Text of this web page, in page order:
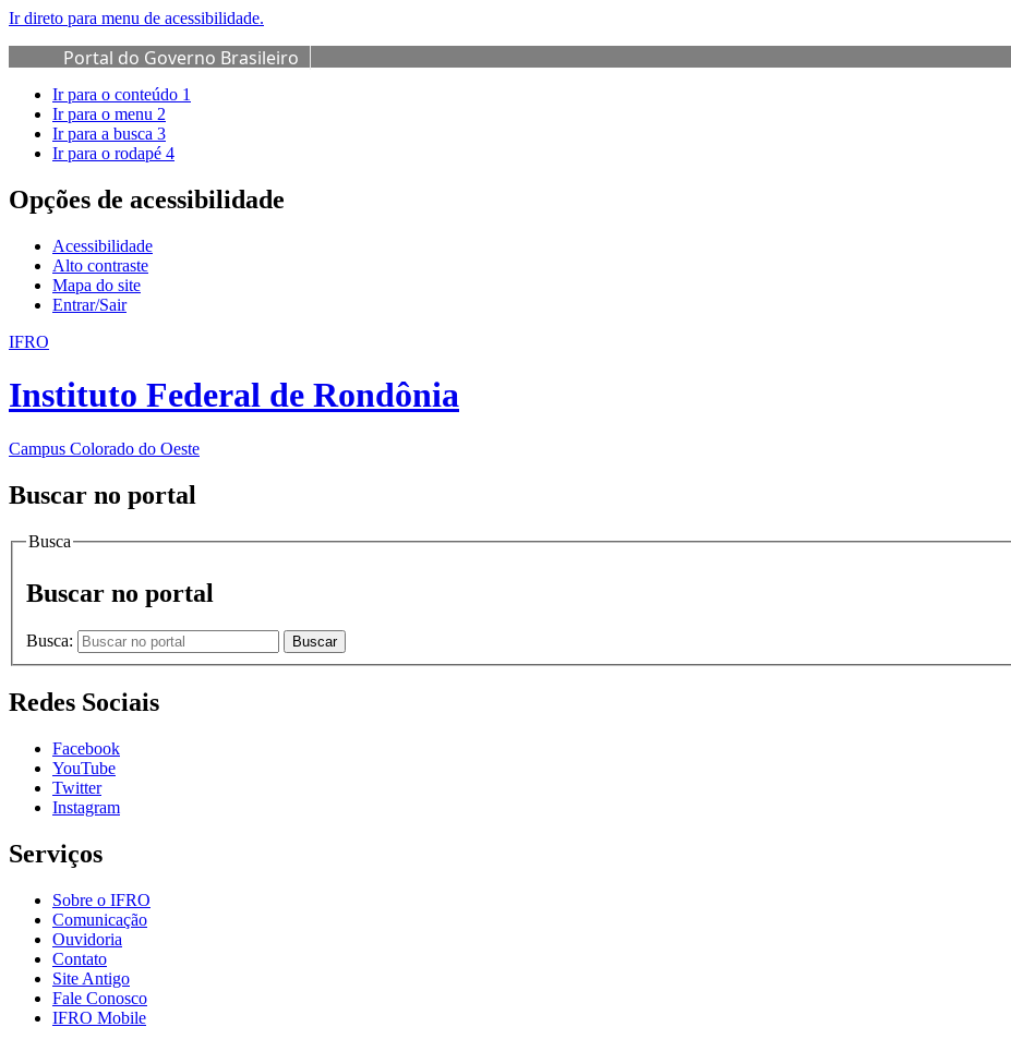
Ir direto para menu de acessibilidade.
Portal do Governo Brasileiro
Ir para o conteúdo 1
Ir para o menu 2
Ir para a busca 3
Ir para o rodapé 4
Opções de acessibilidade
Acessibilidade
Alto contraste
Mapa do site
Entrar/Sair
IFRO
Instituto Federal de Rondônia
Campus Colorado do Oeste
Buscar no portal
Busca
Buscar no portal
Busca: Buscar
Redes Sociais
Facebook
YouTube
Twitter
Instagram
Serviços
Sobre o IFRO
Comunicação
Ouvidoria
Contato
Site Antigo
Fale Conosco
IFRO Mobile